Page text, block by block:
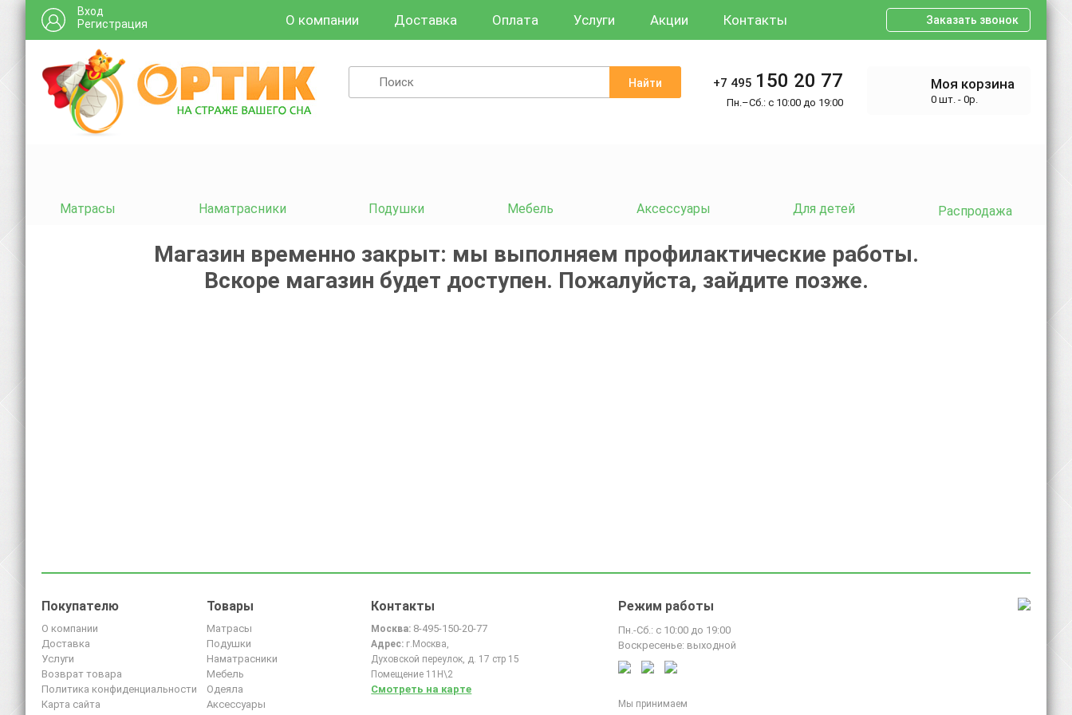
Вход
Регистрация
О компании Доставка Оплата Услуги Акции Контакты Заказать звонок
Найти +7 495 150 20 77
Пн.–Сб.: с 10:00 до 19:00
Моя корзина
0 шт. - 0р.
Матрасы Наматрасники Подушки Мебель Аксессуары Для детей Распродажа
Магазин временно закрыт: мы выполняем профилактические работы.
Вскоре магазин будет доступен. Пожалуйста, зайдите позже.
Покупателю
О компании
Доставка
Услуги
Возврат товара
Политика конфиденциальности
Карта сайта
Товары
Матрасы
Подушки
Наматрасники
Мебель
Одеяла
Аксессуары
Контакты
Москва: 8-495-150-20-77
Адрес: г.Москва,
Духовской переулок, д. 17 стр 15
Помещение 11Н\2
Смотреть на карте
Режим работы
Пн.-Сб.: с 10:00 до 19:00
Воскресенье: выходной
Мы принимаем